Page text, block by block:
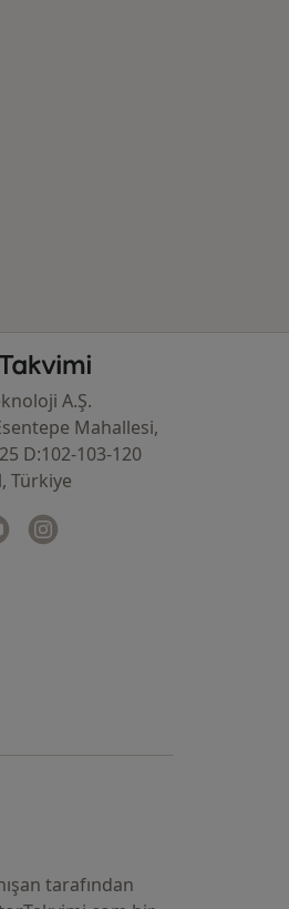
Sayfa
A.Ş.
Mahallesi,
D:102-103-120
Türkiye
açılır
bir sekmede açılır
Youtube
yeni bir sekmede açılır
açılır
bir sekmede açılır
tarafından